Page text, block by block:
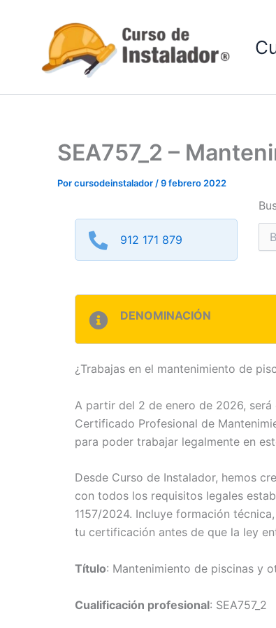
contenido
SEA757_2 –
Porcursodeinstalador/9 febrero 2022
912 171 879
por:
DENOMINACIÓN
¿Trabajas en el mantenimiento de
A partir del 2 de enero de 2026,
Certificado Profesional de
para poder trabajar legalmente en
Desde Curso de Instalador, hemos
con todos los requisitos legales
1157/2024. Incluye formación
tu certificación antes de que la ley
Título: Mantenimiento de piscinas y
Cualificación profesional: SEA757_2